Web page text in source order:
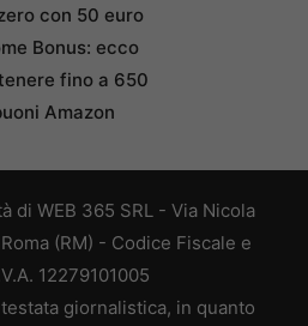
con 50 euro
Bonus: ecco
fino a 650
Amazon
di WEB 365 SRL - Via Nicola
(RM) - Codice Fiscale e
12279101005
giornalistica, in quanto